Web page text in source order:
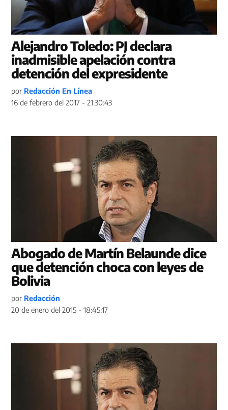
Alejandro Toledo: PJ declara
inadmisible apelación contra
detención del expresidente
por Redacción En Línea
16 de febrero del 2017 - 21:30:43
Abogado de Martín Belaunde dice
que detención choca con leyes de
Bolivia
por Redacción
20 de enero del 2015 - 18:45:17